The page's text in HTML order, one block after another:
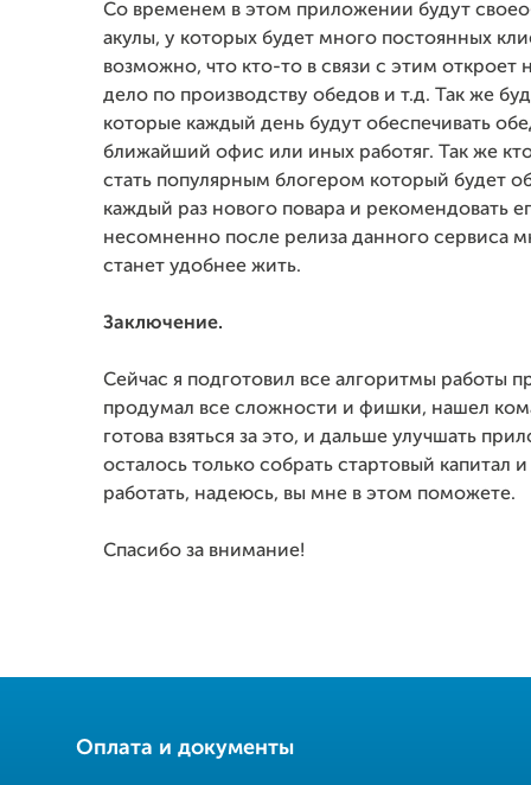
Со временем в этом приложении будут
акулы, у которых будет много постоянных
возможно, что кто-то в связи с этим откроет
дело по производству обедов и т.д. Так же
которые каждый день будут обеспечивать
ближайший офис или иных работяг. Так же
стать популярным блогером который будет
каждый раз нового повара и рекомендовать
несомненно после релиза данного сервиса
станет удобнее жить.
Заключение.
Сейчас я подготовил все алгоритмы работы
продумал все сложности и фишки, нашел
готова взяться за это, и дальше улучшать
осталось только собрать стартовый капитал и
работать, надеюсь, вы мне в этом поможете.
Спасибо за внимание!
Оплата и документы